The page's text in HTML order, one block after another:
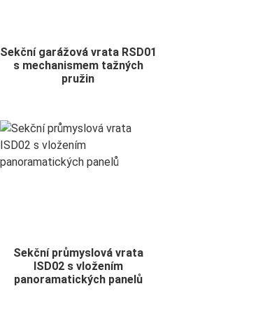
Sekční garážová vrata RSD01
s mechanismem tažných
pružin
Sekční průmyslová vrata
ISD02 s vložením
panoramatických panelů